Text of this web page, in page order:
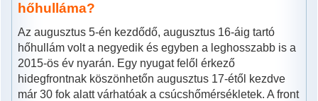
hőhulláma?
Az augusztus 5-én kezdődő, augusztus 16-áig tartó
hőhullám volt a negyedik és egyben a leghosszabb is a
2015-ös év nyarán. Egy nyugat felől érkező
hidegfrontnak köszönhetőn augusztus 17-étől kezdve
már 30 fok alatt várhatóak a csúcshőmérsékletek. A front